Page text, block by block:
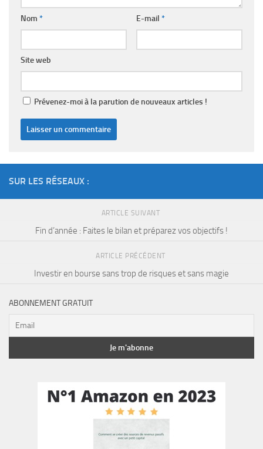
Nom * E-mail *
Site web
Prévenez-moi à la parution de nouveaux articles !
SUR LES RÉSEAUX :
ARTICLE SUIVANT
Fin d’année : Faites le bilan et préparez vos objectifs !
ARTICLE PRÉCÉDENT
Investir en bourse sans trop de risques et sans magie
ABONNEMENT GRATUIT